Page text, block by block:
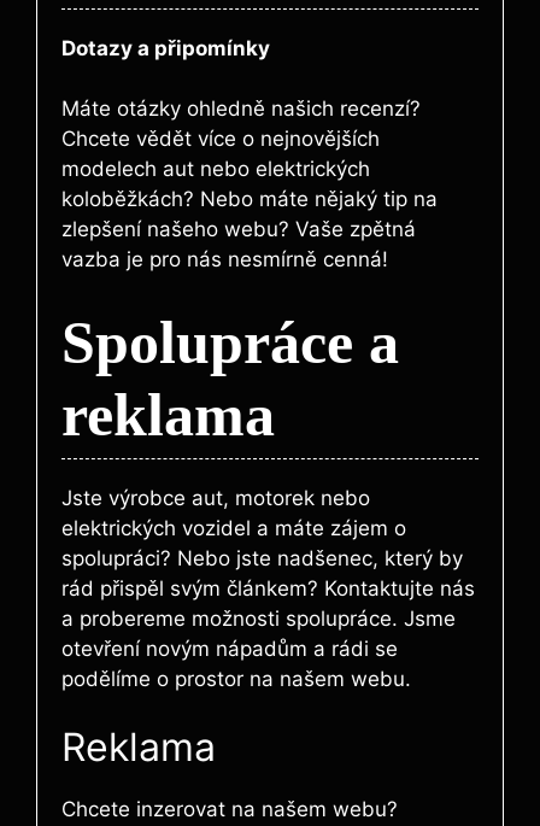
Dotazy a připomínky
Máte otázky ohledně našich recenzí?
Chcete vědět více o nejnovějších
modelech aut nebo elektrických
koloběžkách? Nebo máte nějaký tip na
zlepšení našeho webu? Vaše zpětná
vazba je pro nás nesmírně cenná!
Spolupráce a
reklama
Jste výrobce aut, motorek nebo
elektrických vozidel a máte zájem o
spolupráci? Nebo jste nadšenec, který by
rád přispěl svým článkem? Kontaktujte nás
a probereme možnosti spolupráce. Jsme
otevření novým nápadům a rádi se
podělíme o prostor na našem webu.
Reklama
Chcete inzerovat na našem webu?